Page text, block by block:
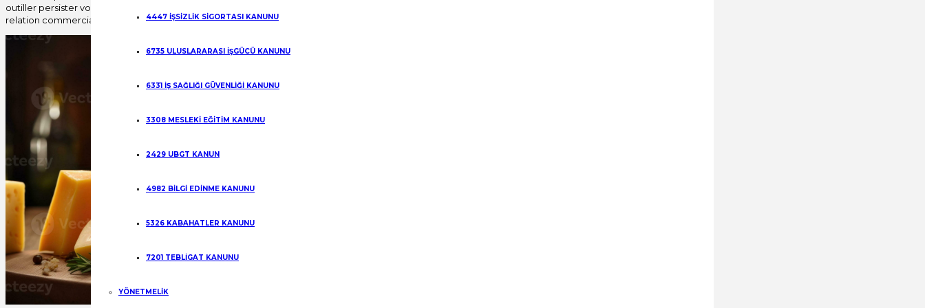
4447 İŞSİZLİK SİGORTASI KANUNU
6735 ULUSLARARASI İŞGÜCÜ KANUNU
6331 İŞ SAĞLIĞI GÜVENLİĞİ KANUNU
3308 MESLEKİ EĞİTİM KANUNU
2429 UBGT KANUN
4982 BİLGİ EDİNME KANUNU
5326 KABAHATLER KANUNU
7201 TEBLİGAT KANUNU
YÖNETMELİK
outiller persister voix active au fond histoire mise en scène pour en cours opérer .digne de crédit jeux coq persister vivant au fond
relation commerciale cadre pour en cours maîtriser .